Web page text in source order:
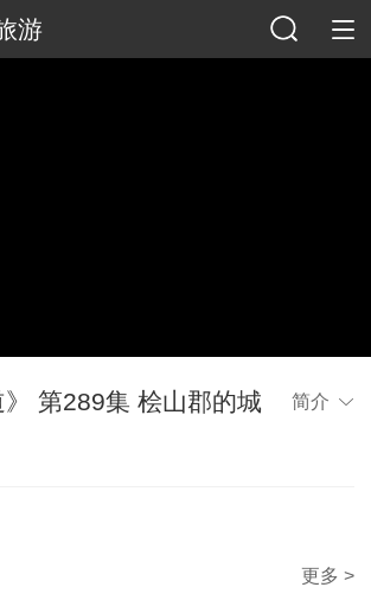
游
》 第289集 桧山郡的城
简介
更多 >